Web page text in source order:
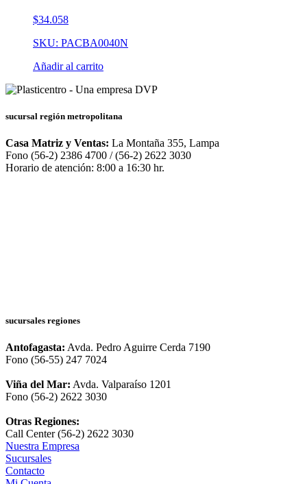
$34.058
SKU: PACBA0040N
Añadir al carrito
sucursal región metropolitana
Casa Matriz y Ventas: La Montaña 355, Lampa
Fono (56-2) 2386 4700 / (56-2) 2622 3030
Horario de atención: 8:00 a 16:30 hr.
sucursales regiones
Antofagasta: Avda. Pedro Aguirre Cerda 7190
Fono (56-55) 247 7024
Viña del Mar: Avda. Valparaíso 1201
Fono (56-2) 2622 3030
Otras Regiones:
Call Center (56-2) 2622 3030
Nuestra Empresa
Sucursales
Contacto